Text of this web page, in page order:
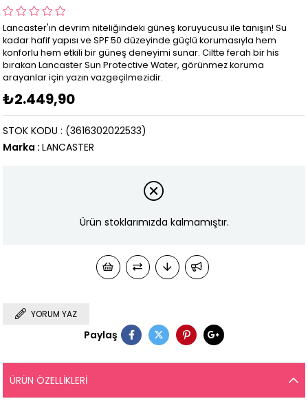
Lancaster'ın devrim niteliğindeki güneş koruyucusu ile tanışın! Su
kadar hafif yapısı ve SPF 50 düzeyinde güçlü korumasıyla hem
konforlu hem etkili bir güneş deneyimi sunar. Ciltte ferah bir his
bırakan Lancaster Sun Protective Water, görünmez koruma
arayanlar için yazın vazgeçilmezidir.
₺2.449,90
STOK KODU
(3616302022533)
Marka : LANCASTER
Ürün stoklarımızda kalmamıştır.
YORUM YAZ
Paylaş
ÜRÜN ÖZELLIKLERI